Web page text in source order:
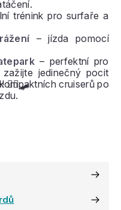
trénink pro surfaře a
– jízda pomocí
– perfektní pro
cruiserů po
jedinečný pocit
🏄‍♂️🛹